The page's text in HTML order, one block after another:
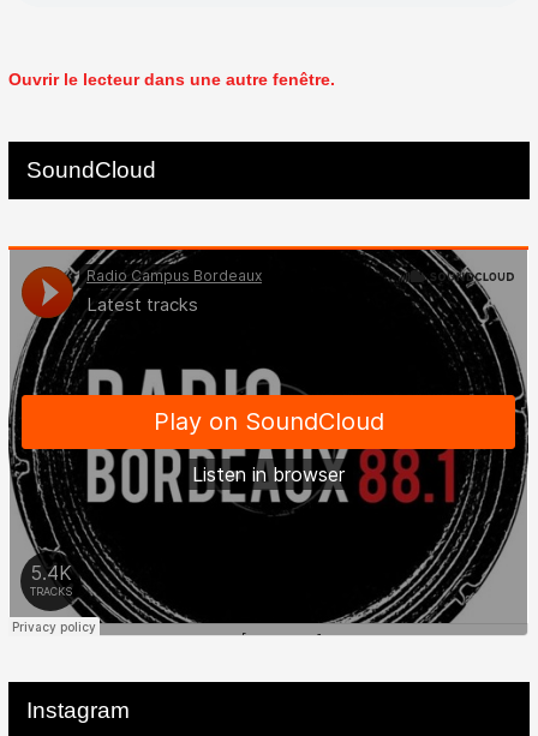
Ouvrir le lecteur dans une autre fenêtre.
SoundCloud
Instagram